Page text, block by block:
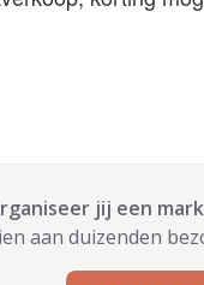
jij een
aan duizenden